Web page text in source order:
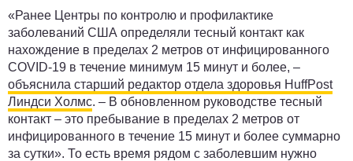
«Ранее Центры по контролю и профилактике
заболеваний США определяли тесный контакт как
нахождение в пределах 2 метров от инфицированного
COVID-19 в течение минимум 15 минут и более, –
объяснила старший редактор отдела здоровья HuffPost
Линдси Холмс. – В обновленном руководстве тесный
контакт – это пребывание в пределах 2 метров от
инфицированного в течение 15 минут и более суммарно
за сутки». То есть время рядом с заболевшим нужно